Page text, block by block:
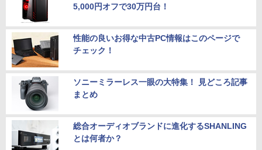
5,000円オフで30万円台！
性能の良いお得な中古PC情報はこのページで
チェック！
ソニーミラーレス一眼の大特集！ 見どころ記事
まとめ
総合オーディオブランドに進化するSHANLING
とは何者か？